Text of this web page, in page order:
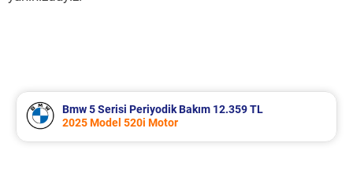
Bmw 5 Serisi Periyodik Bakım 12.359 TL
2025 Model 520i Motor